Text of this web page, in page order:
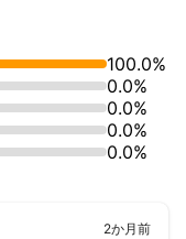
スへと繋がるような、
えられる人になりた
全力を注いでいま
がるような、心に残
ひ、最高のビジュア
100.0%
0.0%
0.0%
0.0%
0.0%
2か月前